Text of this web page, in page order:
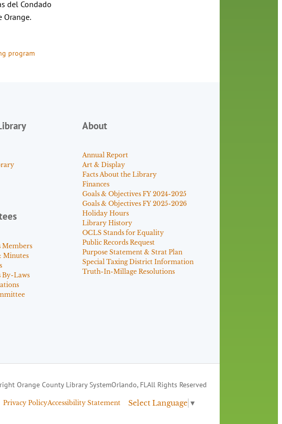
del Condado
Orange.
program
Members
Minutes
By-Laws
About
Annual Report
Art & Display
Facts About the Library
Finances
Goals & Objectives FY 2024-2025
Goals & Objectives FY 2025-2026
Holiday Hours
Library History
OCLS Stands for Equality
Public Records Request
Purpose Statement & Strat Plan
Special Taxing District Information
Truth-In-Millage Resolutions
Orange County Library SystemOrlando, FL All Rights Reserved
Privacy PolicyAccessibility Statement Select Language ▼